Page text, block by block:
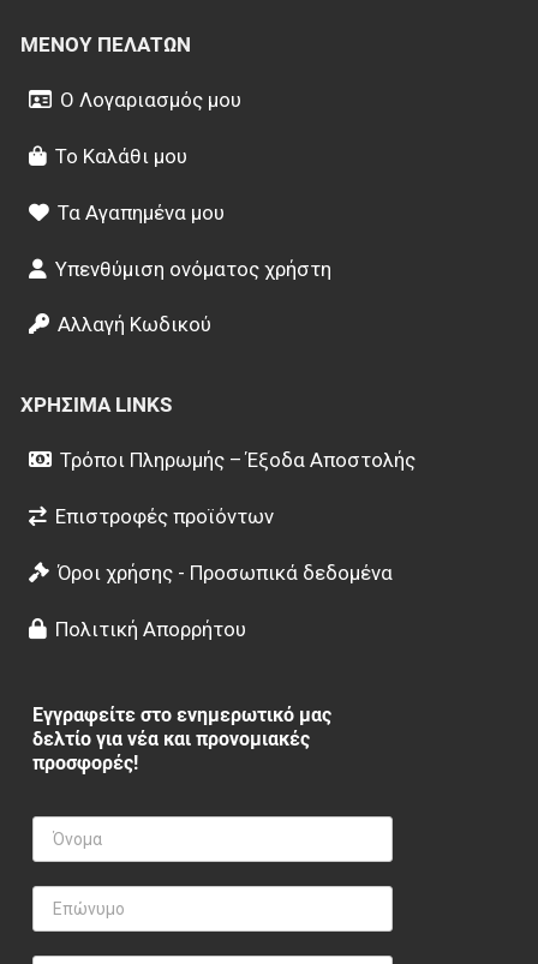
ΜΕΝΟΎ ΠΕΛΑΤΏΝ
Ο Λογαριασμός μου
Το Καλάθι μου
Τα Αγαπημένα μου
Υπενθύμιση ονόματος χρήστη
Αλλαγή Κωδικού
ΧΡΉΣΙΜΑ LINKS
Τρόποι Πληρωμής – Έξοδα Αποστολής
Επιστροφές προϊόντων
Όροι χρήσης - Προσωπικά δεδομένα
Πολιτική Απορρήτου
Εγγραφείτε στο ενημερωτικό μας
δελτίο για νέα και προνομιακές
προσφορές!